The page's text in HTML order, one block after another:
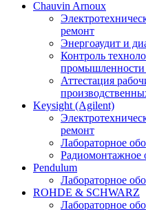
Chauvin Arnoux
ремонт
Энергоаудит и
Контроль
промышленности
Аттестация
Keysight (Agilent)
ремонт
Лабораторное
Радиомонтажное
Pendulum
Лабораторное
ROHDE & SCHWARZ
Лабораторное